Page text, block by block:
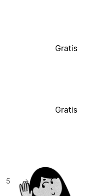
Gratis
Gratis
5 →